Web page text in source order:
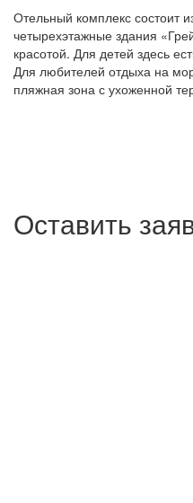
Отельный комплекс состоит
четырехэтажные здания
красотой. Для детей здесь
Для любителей отдыха на
пляжная зона с ухоженной
Оставить